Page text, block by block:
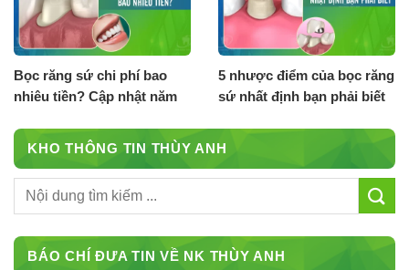
Bọc răng sứ chi phí bao
nhiêu tiền? Cập nhật năm
5 nhược điểm của bọc răng
sứ nhất định bạn phải biết
KHO THÔNG TIN THÙY ANH
BÁO CHÍ ĐƯA TIN VỀ NK THÙY ANH